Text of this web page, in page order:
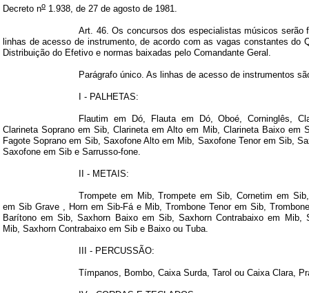
Decreto no 1.938, de 27 de agosto de 1981.
Art. 46. Os concursos dos especialistas músicos serão
linhas de acesso de instrumento, de acordo com as vagas constantes do
Distribuição do Efetivo e normas baixadas pelo Comandante Geral.
Parágrafo único. As linhas de acesso de instrumentos
I - PALHETAS:
Flautim em Dó, Flauta em Dó, Oboé, Corninglês,
Clarineta Soprano em Sib, Clarineta em Alto em Mib, Clarineta Baixo em
Fagote Soprano em Sib, Saxofone Alto em Mib, Saxofone Tenor em Sib,
Saxofone em Sib e Sarrusso-fone.
II - METAIS:
Trompete em Mib, Trompete em Sib, Cornetim em Sib,
em Sib Grave , Horn em Sib-Fá e Mib, Trombone Tenor em Sib,
Barítono em Sib, Saxhorn Baixo em Sib, Saxhorn Contrabaixo em Mib,
Mib, Saxhorn Contrabaixo em Sib e Baixo ou Tuba.
III - PERCUSSÃO:
Tímpanos, Bombo, Caixa Surda, Tarol ou Caixa Clara,